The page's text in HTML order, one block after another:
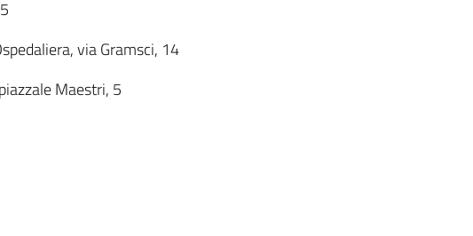
via Gramsci, 14
Maestri, 5